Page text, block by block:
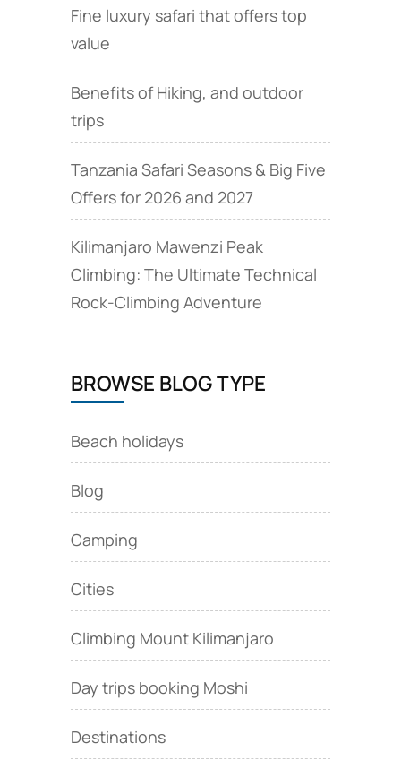
Fine luxury safari that offers top
value
Benefits of Hiking, and outdoor
trips
Tanzania Safari Seasons & Big Five
Offers for 2026 and 2027
Kilimanjaro Mawenzi Peak
Climbing: The Ultimate Technical
Rock‑Climbing Adventure
BROWSE BLOG TYPE
Beach holidays
Blog
Camping
Cities
Climbing Mount Kilimanjaro
Day trips booking Moshi
Destinations